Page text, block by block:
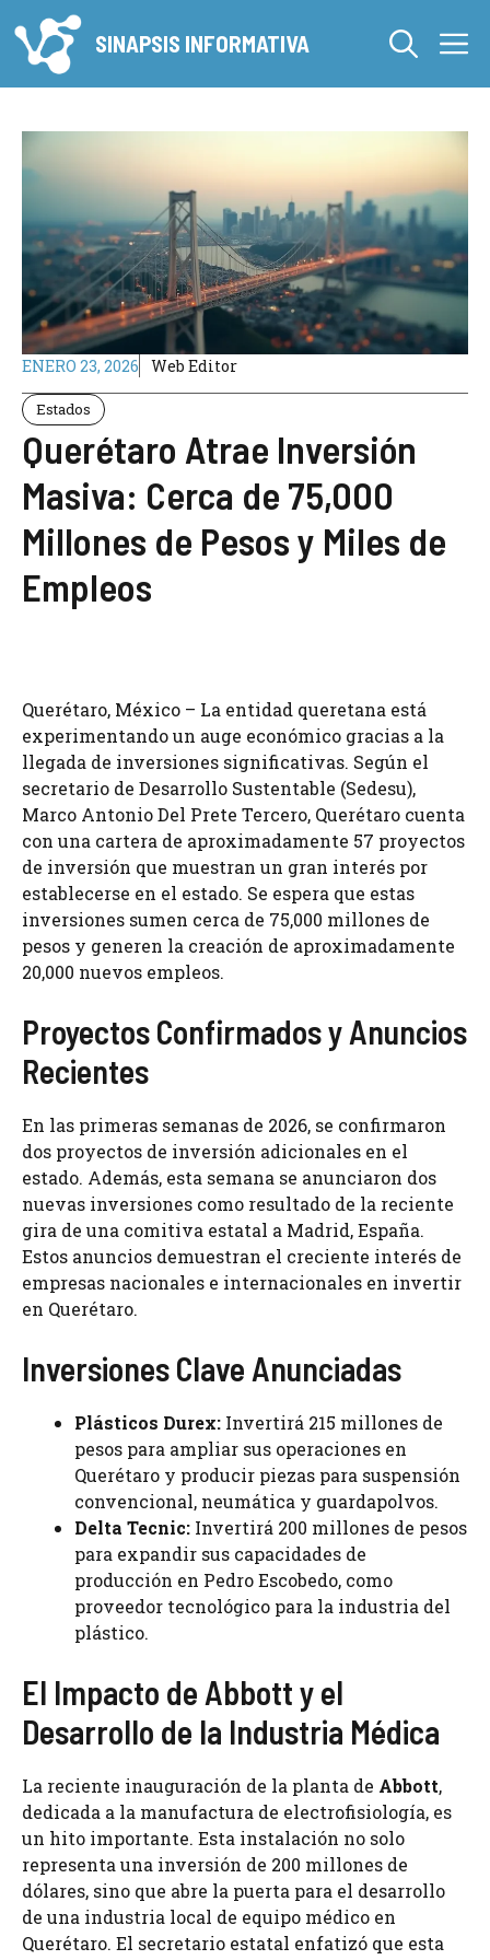
al
contenido
SINAPSIS INFORMATIVA
ENERO 23, 2026 Web Editor
Estados
Querétaro Atrae Inversión
Masiva: Cerca de 75,000
Millones de Pesos y Miles de
Empleos
Querétaro, México – La entidad queretana está
experimentando un auge económico gracias a la
llegada de inversiones significativas. Según el
secretario de Desarrollo Sustentable (Sedesu),
Marco Antonio Del Prete Tercero, Querétaro cuenta
con una cartera de aproximadamente 57 proyectos
de inversión que muestran un gran interés por
establecerse en el estado. Se espera que estas
inversiones sumen cerca de 75,000 millones de
pesos y generen la creación de aproximadamente
20,000 nuevos empleos.
Proyectos Confirmados y Anuncios
Recientes
En las primeras semanas de 2026, se confirmaron
dos proyectos de inversión adicionales en el
estado. Además, esta semana se anunciaron dos
nuevas inversiones como resultado de la reciente
gira de una comitiva estatal a Madrid, España.
Estos anuncios demuestran el creciente interés de
empresas nacionales e internacionales en invertir
en Querétaro.
Inversiones Clave Anunciadas
Plásticos Durex: Invertirá 215 millones de
pesos para ampliar sus operaciones en
Querétaro y producir piezas para suspensión
convencional, neumática y guardapolvos.
Delta Tecnic: Invertirá 200 millones de pesos
para expandir sus capacidades de
producción en Pedro Escobedo, como
proveedor tecnológico para la industria del
plástico.
El Impacto de Abbott y el
Desarrollo de la Industria Médica
La reciente inauguración de la planta de Abbott,
dedicada a la manufactura de electrofisiología, es
un hito importante. Esta instalación no solo
representa una inversión de 200 millones de
dólares, sino que abre la puerta para el desarrollo
de una industria local de equipo médico en
Querétaro. El secretario estatal enfatizó que esta